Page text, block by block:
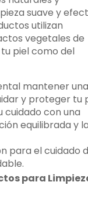
suave y
utilizan
vegetales de
piel como del
mantener
y proteger tu
con una
equilibrada y
para el cuidado
para